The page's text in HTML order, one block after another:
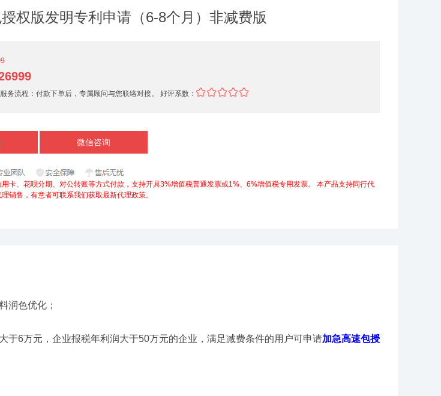
权版发明专利申请（6-8个月）非减费版
务流程： 付款下单后，专属顾问与您联络对接。 好评系数：
微信咨询
卡、花呗分期、对公转账等方式付款，支持开具3%增值税普通发票或1%、6%增值税专用发票。
本产品支持同行代
销售，有意者可联系我们获取最新代理政策。
润色优化；
6万元，企业报税年利润大于50万元的企业，满足减费条件的用户可申请加急高速包授